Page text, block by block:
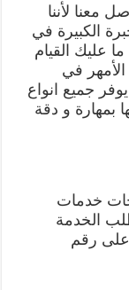
معنا لأننا
الكبيرة في
عليك القيام
في
جميع انواع
بمهارة و دقة
خدمات
الخدمة
رقم